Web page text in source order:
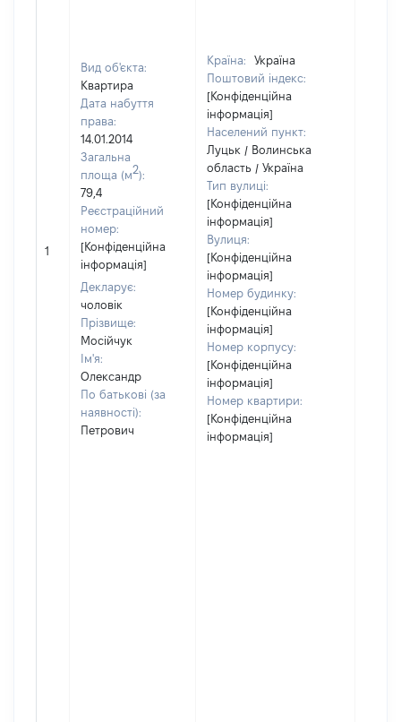
1
Вид об'єкта:
Квартира
Дата набуття
права:
14.01.2014
Загальна
площа (м2):
79,4
Реєстраційний
номер:
[Конфіденційна
інформація]
Декларує:
чоловік
Прізвище:
Мосійчук
Ім'я:
Олександр
По батькові (за
наявності):
Петрович
Країна:
Україна
Поштовий індекс:
[Конфіденційна
інформація]
Населений пункт:
Луцьк / Волинська
область / Україна
Тип вулиці:
[Конфіденційна
інформація]
Вулиця:
[Конфіденційна
інформація]
Номер будинку:
[Конфіденційна
інформація]
Номер корпусу:
[Конфіденційна
інформація]
Номер квартири:
[Конфіденційна
інформація]